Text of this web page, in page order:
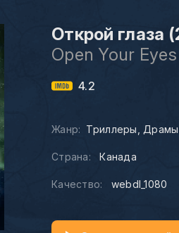
Открой глаза
Open Your Eyes
4.2
Жанр: Триллеры Драмы
Страна: Канада
Качество: webdl_1080